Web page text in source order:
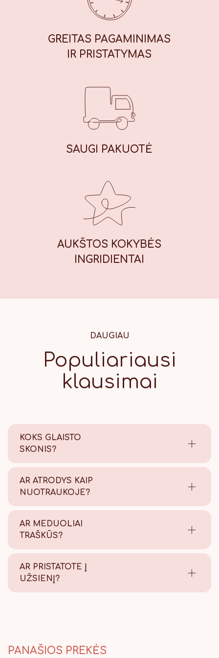
kJ / 439 kcal, riebalai: 13,7 g, iš
kurių sočiųjų riebalų rūgščių: 1,7 g,
angliavandeniai: 71 g, iš kurių
GREITAS PAGAMINIMAS
IR PRISTATYMAS
SAUGI PAKUOTĖ
AUKŠTOS KOKYBĖS
INGRIDIENTAI
DAUGIAU
Populiariausi
klausimai
KOKS GLAISTO
SKONIS?
Saldus su šiek tiek citrinos
AR ATRODYS KAIP
NUOTRAUKOJE?
Tikrai taip! Viską atliekame
užtikriname kokybę.
AR MEDUOLIAI
TRAŠKŪS?
Tikrai traškūs - nes švieži!
AR PRISTATOTE Į
UŽSIENĮ?
Taip, pristatome, Lietuvos
PANAŠIOS PREKĖS